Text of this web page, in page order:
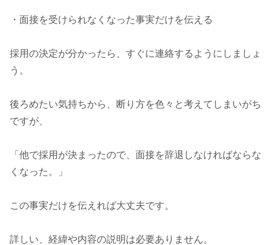
・面接を受けられなくなった事実だけを伝える
採用の決定が分かったら、すぐに連絡するようにしましょ
う。
後ろめたい気持ちから、断り方を色々と考えてしまいがち
ですが、
「他で採用が決まったので、面接を辞退しなければならな
くなった。」
この事実だけを伝えれば大丈夫です。
詳しい、経緯や内容の説明は必要ありません。